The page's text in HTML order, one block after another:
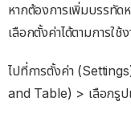
หากต้องการเพิ่มบรรทัด
เลือกตั้งค่าได้ตามการใช้
ไปที่การตั้งค่า
and Table) > เลือกรูป